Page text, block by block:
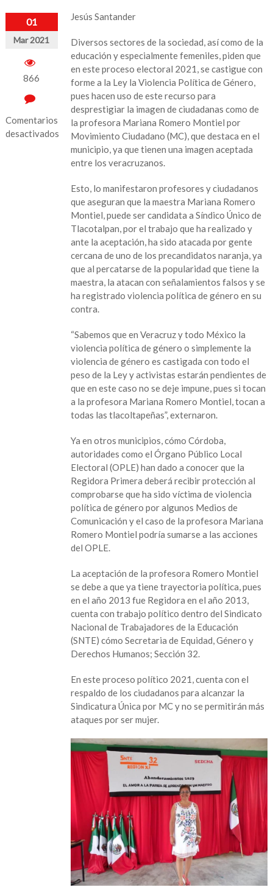
01
Mar 2021
866
Comentarios
desactivados
Jesús Santander
Diversos sectores de la sociedad, así como de la
educación y especialmente femeniles, piden que
en este proceso electoral 2021, se castigue con
forme a la Ley la Violencia Política de Género,
pues hacen uso de este recurso para
desprestigiar la imagen de ciudadanas como de
la profesora Mariana Romero Montiel por
Movimiento Ciudadano (MC), que destaca en el
municipio, ya que tienen una imagen aceptada
entre los veracruzanos.
Esto, lo manifestaron profesores y ciudadanos
que aseguran que la maestra Mariana Romero
Montiel, puede ser candidata a Síndico Único de
Tlacotalpan, por el trabajo que ha realizado y
ante la aceptación, ha sido atacada por gente
cercana de uno de los precandidatos naranja, ya
que al percatarse de la popularidad que tiene la
maestra, la atacan con señalamientos falsos y se
ha registrado violencia política de género en su
contra.
“Sabemos que en Veracruz y todo México la
violencia política de género o simplemente la
violencia de género es castigada con todo el
peso de la Ley y activistas estarán pendientes de
que en este caso no se deje impune, pues si tocan
a la profesora Mariana Romero Montiel, tocan a
todas las tlacoltapeñas”, externaron.
Ya en otros municipios, cómo Córdoba,
autoridades como el Órgano Público Local
Electoral (OPLE) han dado a conocer que la
Regidora Primera deberá recibir protección al
comprobarse que ha sido víctima de violencia
política de género por algunos Medios de
Comunicación y el caso de la profesora Mariana
Romero Montiel podría sumarse a las acciones
del OPLE.
La aceptación de la profesora Romero Montiel
se debe a que ya tiene trayectoria política, pues
en el año 2013 fue Regidora en el año 2013,
cuenta con trabajo político dentro del Sindicato
Nacional de Trabajadores de la Educación
(SNTE) cómo Secretaria de Equidad, Género y
Derechos Humanos; Sección 32.
En este proceso político 2021, cuenta con el
respaldo de los ciudadanos para alcanzar la
Sindicatura Única por MC y no se permitirán más
ataques por ser mujer.